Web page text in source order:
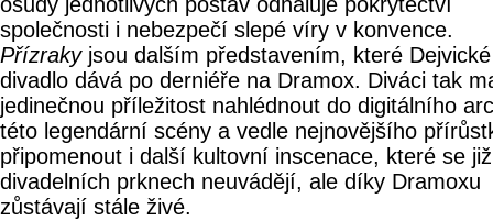
společnosti i nebezpečí slepé víry v konvence.
Přízrakyjsou dalším představením, které Dejvické
divadlo dává po derniéře na Dramox. Diváci tak
jedinečnou příležitost nahlédnout do digitálního
této legendární scény a vedle nejnovějšího
připomenout i další kultovní inscenace, které se
divadelních prknech neuvádějí, ale díky Dramoxu
zůstávají stále živé.